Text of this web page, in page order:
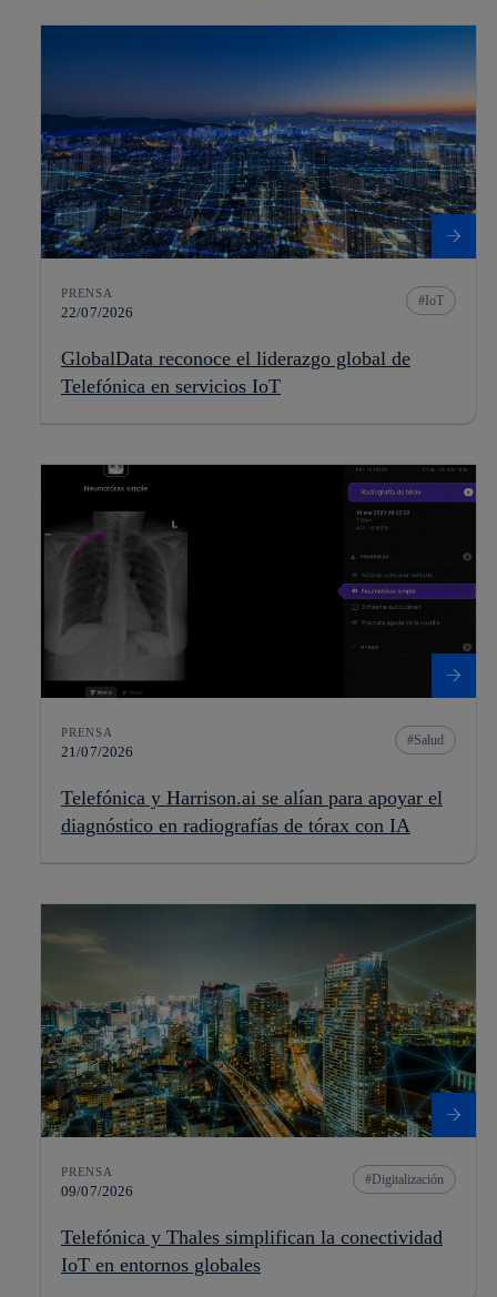
PRENSA
22/07/2026
IoT
GlobalData reconoce el liderazgo global de
Telefónica en servicios IoT
PRENSA
21/07/2026
Salud
Telefónica y Harrison.ai se alían para apoyar el
diagnóstico en radiografías de tórax con IA
PRENSA
09/07/2026
Digitalización
Telefónica y Thales simplifican la conectividad
IoT en entornos globales